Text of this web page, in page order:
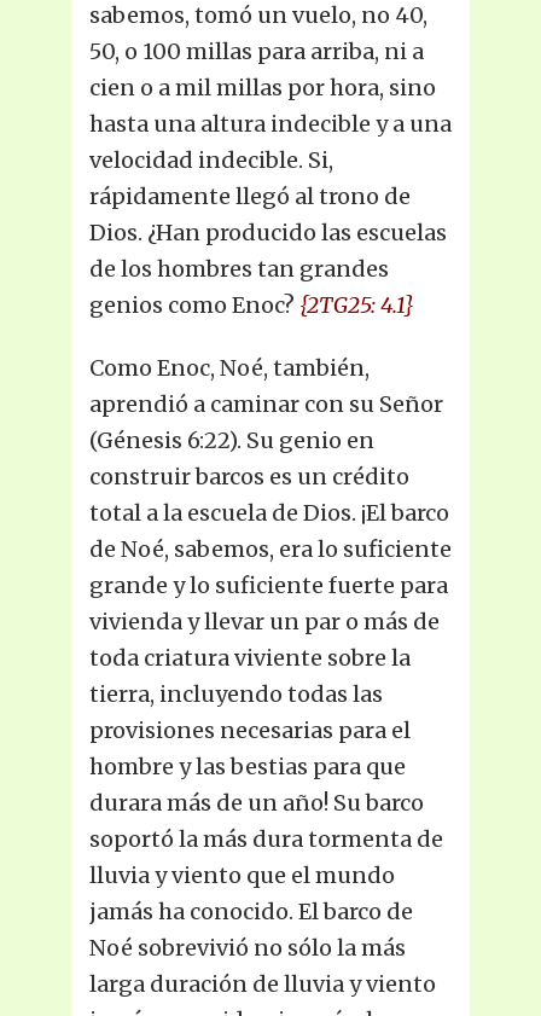
sabemos, tomó un vuelo, no 40,
50, o 100 millas para arriba, ni a
cien o a mil millas por hora, sino
hasta una altura indecible y a una
velocidad indecible. Si,
rápidamente llegó al trono de
Dios. ¿Han producido las escuelas
de los hombres tan grandes
genios como Enoc? {2TG25: 4.1}
Como Enoc, Noé, también,
aprendió a caminar con su Señor
(Génesis 6:22). Su genio en
construir barcos es un crédito
total a la escuela de Dios. ¡El barco
de Noé, sabemos, era lo suficiente
grande y lo suficiente fuerte para
vivienda y llevar un par o más de
toda criatura viviente sobre la
tierra, incluyendo todas las
provisiones necesarias para el
hombre y las bestias para que
durara más de un año! Su barco
soportó la más dura tormenta de
lluvia y viento que el mundo
jamás ha conocido. El barco de
Noé sobrevivió no sólo la más
larga duración de lluvia y viento